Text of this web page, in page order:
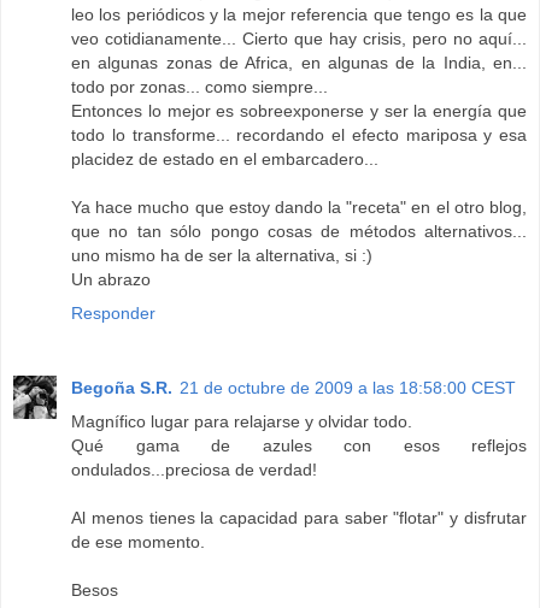
leo los periódicos y la mejor referencia que tengo es la que
veo cotidianamente... Cierto que hay crisis, pero no aquí...
en algunas zonas de Africa, en algunas de la India, en...
todo por zonas... como siempre...
Entonces lo mejor es sobreexponerse y ser la energía que
todo lo transforme... recordando el efecto mariposa y esa
placidez de estado en el embarcadero...
Ya hace mucho que estoy dando la "receta" en el otro blog,
que no tan sólo pongo cosas de métodos alternativos...
uno mismo ha de ser la alternativa, si :)
Un abrazo
Responder
Begoña S.R. 21 de octubre de 2009 a las 18:58:00 CEST
Magnífico lugar para relajarse y olvidar todo.
Qué gama de azules con esos reflejos
ondulados...preciosa de verdad!
Al menos tienes la capacidad para saber "flotar" y disfrutar
de ese momento.
Besos